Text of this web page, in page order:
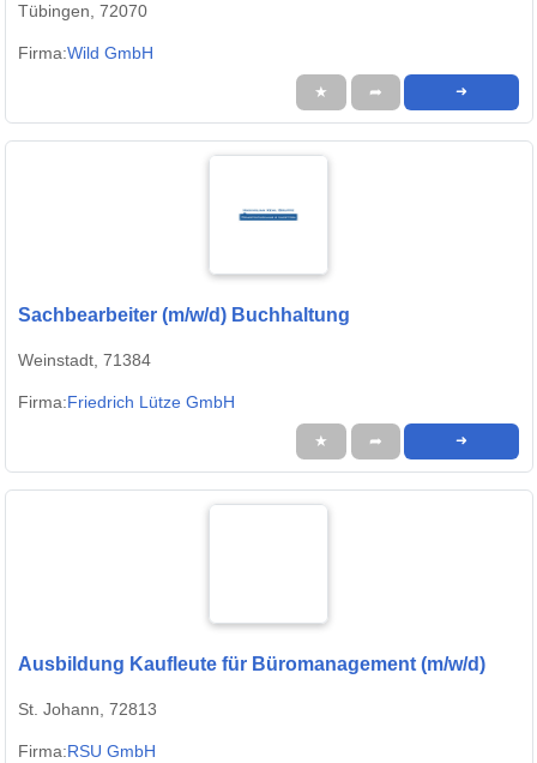
Tübingen, 72070
Firma:Wild GmbH
★ ➦ ➜
Sachbearbeiter (m/w/d) Buchhaltung
Weinstadt, 71384
Firma:Friedrich Lütze GmbH
★ ➦ ➜
Ausbildung Kaufleute für Büromanagement (m/w/d)
St. Johann, 72813
Firma:RSU GmbH